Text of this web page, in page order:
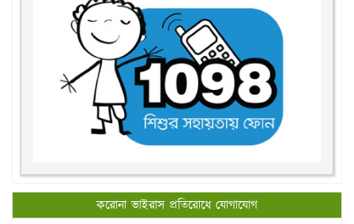
করোনা ভাইরাস প্রতিরোধে যোগাযোগ